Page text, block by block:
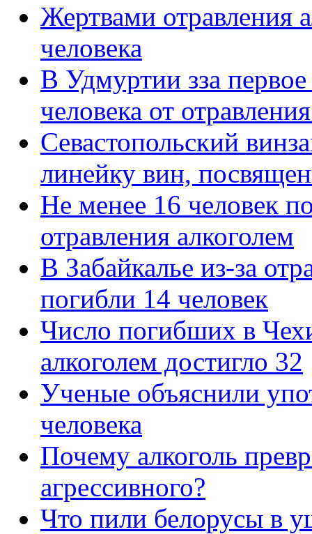
Жертвами отравления
человека
В Удмуртии зза
человека от
Севастопольский
линейку вин,
Не менее 16 человек
отравления алкоголем
В Забайкалье из-за
погибли 14 человек
Число погибших в
алкоголем достигло 32
Ученые объяснили
человека
Почему алкоголь
агрессивного?
Что пили белорусы в